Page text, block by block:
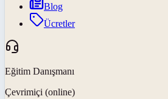
Blog
Ücretler
Eğitim Danışmanı
Çevrimiçi (online)